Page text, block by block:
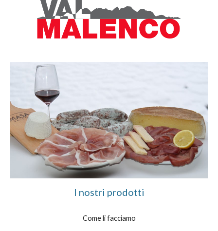
I nostri prodotti
Come li facciamo